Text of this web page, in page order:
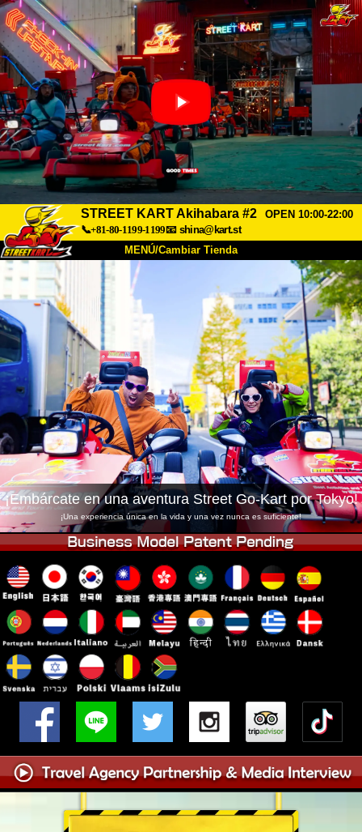
STREET KART Akihabara #2
OPEN 10:00-22:00
📞+81-80-1199-1199📧 shina@kart.st
MENÚ/Cambiar Tienda
Acerca de Especificaciones Precios
Acceso Testimonios Preguntas Frecuentes
Empresa Reservas
Cambiar Tienda
Tokyo Shinagawa Tokyo Akihabara#1
Tokyo Akihabara#2 Tokyo Shibuya
Tokyo Shibuya Annex Tokyo Bay
Tokyo Asakusa Osaka
Okinawa
¡Embárcate en una aventura Street Go-Kart por Tokyo!
¡Una experiencia única en la vida y una vez nunca es suficiente!